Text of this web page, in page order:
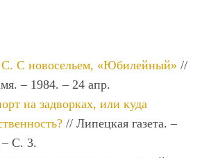
С новосельем, «Юбилейный» //
– 1984. – 24 апр.
на задворках, или куда
// Липецкая газета. –
– С. 3.